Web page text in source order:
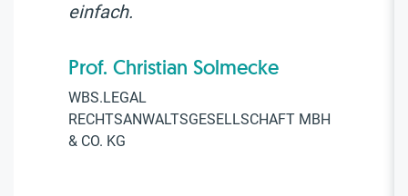
einfach.
Prof. Christian Solmecke
WBS.LEGAL
RECHTSANWALTSGESELLSCHAFT MBH
& CO. KG